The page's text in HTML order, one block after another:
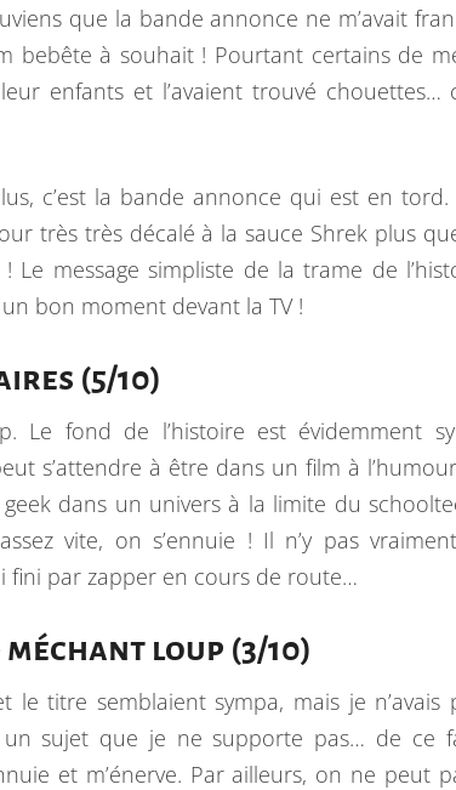
que la bande annonce ne m’avait
bebête à souhait ! Pourtant certains de
enfants et l’avaient trouvé
c’est la bande annonce qui est en
très très décalé à la sauce Shrek plus que
message simpliste de la trame de
bon moment devant la TV !
(5/10)
Le fond de l’histoire est évidemment
s’attendre à être dans un film à
geek dans un univers à la limite du
vite, on s’ennuie ! Il n’y pas
fini par zapper en cours de route…
loup (3/10)
le titre semblaient sympa, mais je n’avais
un sujet que je ne supporte pas… de ce
et m’énerve. Par ailleurs, on ne peut